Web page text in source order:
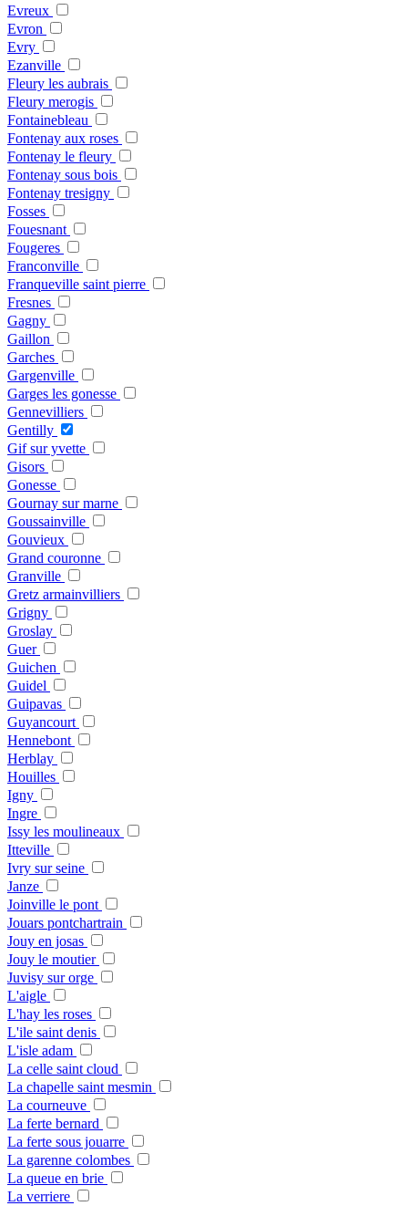
Evreux
Evron
Evry
Ezanville
Fleury les aubrais
Fleury merogis
Fontainebleau
Fontenay aux roses
Fontenay le fleury
Fontenay sous bois
Fontenay tresigny
Fosses
Fouesnant
Fougeres
Franconville
Franqueville saint pierre
Fresnes
Gagny
Gaillon
Garches
Gargenville
Garges les gonesse
Gennevilliers
Gentilly
Gif sur yvette
Gisors
Gonesse
Gournay sur marne
Goussainville
Gouvieux
Grand couronne
Granville
Gretz armainvilliers
Grigny
Groslay
Guer
Guichen
Guidel
Guipavas
Guyancourt
Hennebont
Herblay
Houilles
Igny
Ingre
Issy les moulineaux
Itteville
Ivry sur seine
Janze
Joinville le pont
Jouars pontchartrain
Jouy en josas
Jouy le moutier
Juvisy sur orge
L'aigle
L'hay les roses
L'ile saint denis
L'isle adam
La celle saint cloud
La chapelle saint mesmin
La courneuve
La ferte bernard
La ferte sous jouarre
La garenne colombes
La queue en brie
La verriere